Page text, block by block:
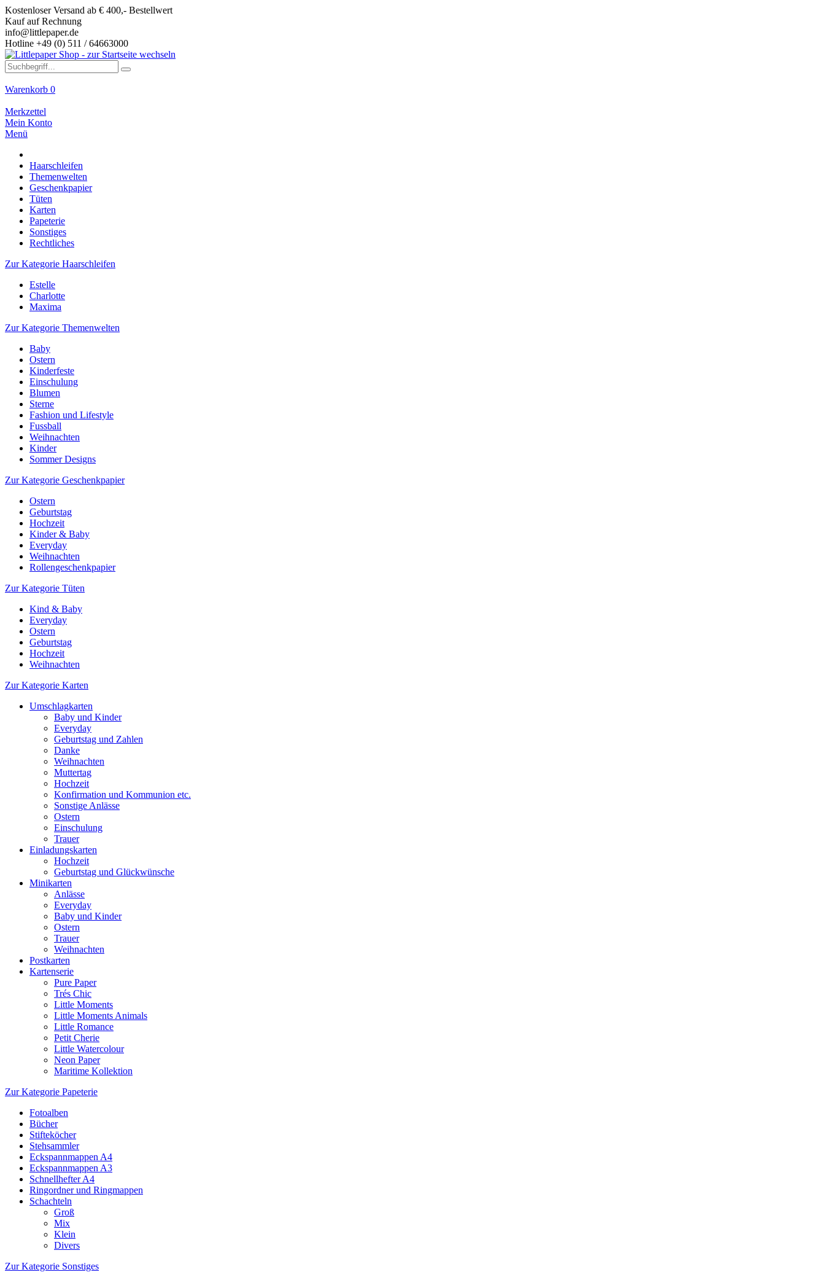
Kostenloser Versand ab € 400,- Bestellwert
Kauf auf Rechnung
info@littlepaper.de
Hotline +49 (0) 511 / 64663000
Warenkorb 0
Merkzettel
Mein Konto
Menü
Haarschleifen
Themenwelten
Geschenkpapier
Tüten
Karten
Papeterie
Sonstiges
Rechtliches
Zur Kategorie Haarschleifen
Estelle
Charlotte
Maxima
Zur Kategorie Themenwelten
Baby
Ostern
Kinderfeste
Einschulung
Blumen
Sterne
Fashion und Lifestyle
Fussball
Weihnachten
Kinder
Sommer Designs
Zur Kategorie Geschenkpapier
Ostern
Geburtstag
Hochzeit
Kinder & Baby
Everyday
Weihnachten
Rollengeschenkpapier
Zur Kategorie Tüten
Kind & Baby
Everyday
Ostern
Geburtstag
Hochzeit
Weihnachten
Zur Kategorie Karten
Umschlagkarten
Baby und Kinder
Everyday
Geburtstag und Zahlen
Danke
Weihnachten
Muttertag
Hochzeit
Konfirmation und Kommunion etc.
Sonstige Anlässe
Ostern
Einschulung
Trauer
Einladungskarten
Hochzeit
Geburtstag und Glückwünsche
Minikarten
Anlässe
Everyday
Baby und Kinder
Ostern
Trauer
Weihnachten
Postkarten
Kartenserie
Pure Paper
Trés Chic
Little Moments
Little Moments Animals
Little Romance
Petit Cherie
Little Watercolour
Neon Paper
Maritime Kollektion
Zur Kategorie Papeterie
Fotoalben
Bücher
Stifteköcher
Stehsammler
Eckspannmappen A4
Eckspannmappen A3
Schnellhefter A4
Ringordner und Ringmappen
Schachteln
Groß
Mix
Klein
Divers
Zur Kategorie Sonstiges